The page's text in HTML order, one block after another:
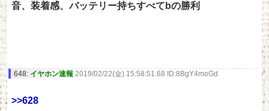
音、装着感、バッテリー持ちすべてbの勝利
648: イヤホン速報 2019/02/22(金) 15:58:51.68 ID:8BgY4moGd
>>628